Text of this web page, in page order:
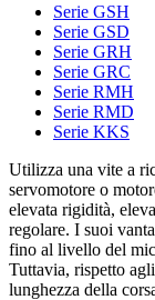
Serie GSH
Serie GSD
Serie GRH
Serie GRC
Serie RMH
Serie RMD
Serie KKS
Utilizza una vite a
servomotore o
elevata rigidità,
regolare. I suoi
fino al livello del
Tuttavia, rispetto
lunghezza della